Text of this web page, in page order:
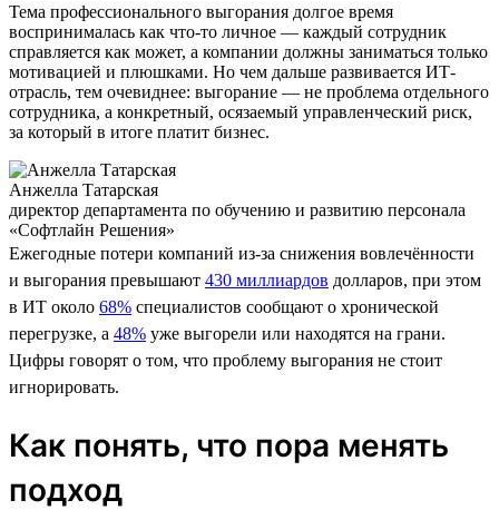
Тема профессионального выгорания долгое время
воспринималась как что-то личное — каждый сотрудник
справляется как может, а компании должны заниматься только
мотивацией и плюшками. Но чем дальше развивается ИТ-
отрасль, тем очевиднее: выгорание — не проблема отдельного
сотрудника, а конкретный, осязаемый управленческий риск,
за который в итоге платит бизнес.
Анжелла Татарская
директор департамента по обучению и развитию персонала
«Софтлайн Решения»
Ежегодные потери компаний из-за снижения вовлечённости
и выгорания превышают 430 миллиардов долларов, при этом
в ИТ около 68% специалистов сообщают о хронической
перегрузке, а 48% уже выгорели или находятся на грани.
Цифры говорят о том, что проблему выгорания не стоит
игнорировать.
Как понять, что пора менять
подход